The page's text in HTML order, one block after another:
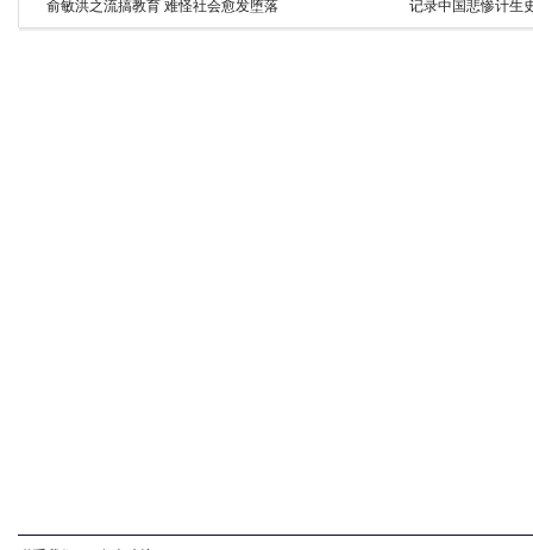
俞敏洪之流搞教育 难怪社会愈发堕落 记录中国悲惨计生